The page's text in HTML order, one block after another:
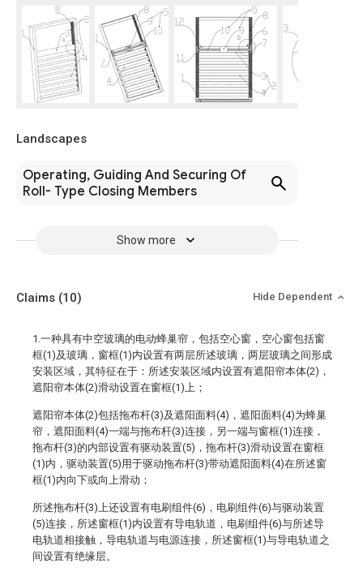
Landscapes
Operating, Guiding And Securing Of
Roll- Type Closing Members
Show more
Claims (10) Hide Dependent
1.一种具有中空玻璃的电动蜂巢帘，包括空心窗，空心窗包括窗
框(1)及玻璃，窗框(1)内设置有两层所述玻璃，两层玻璃之间形成
安装区域，其特征在于：所述安装区域内设置有遮阳帘本体(2)，
遮阳帘本体(2)滑动设置在窗框(1)上；
遮阳帘本体(2)包括拖布杆(3)及遮阳面料(4)，遮阳面料(4)为蜂巢
帘，遮阳面料(4)一端与拖布杆(3)连接，另一端与窗框(1)连接，
拖布杆(3)的内部设置有驱动装置(5)，拖布杆(3)滑动设置在窗框
(1)内，驱动装置(5)用于驱动拖布杆(3)带动遮阳面料(4)在所述窗
框(1)内向下或向上滑动；
所述拖布杆(3)上还设置有电刷组件(6)，电刷组件(6)与驱动装置
(5)连接，所述窗框(1)内设置有导电轨道，电刷组件(6)与所述导
电轨道相接触，导电轨道与电源连接，所述窗框(1)与导电轨道之
间设置有绝缘层。